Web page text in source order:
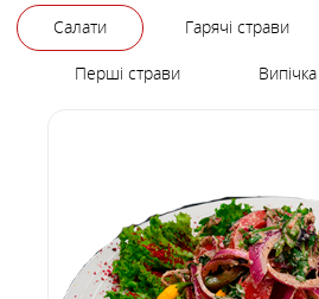
Салати Гарячі страви
Перші страви Випічка